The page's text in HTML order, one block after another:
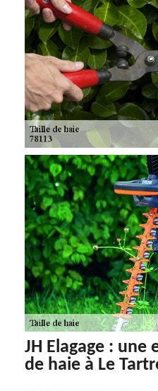
JH Elagage :
de haie à Le